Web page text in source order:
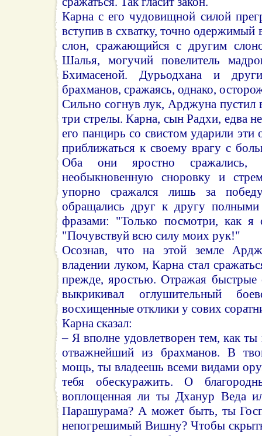
Карна с его чудовищной силой
вступив в схватку, точно одержимый
слон, сражающийся с другим
Шалья, могучий повелитель
Бхимасеной. Дурьодхана и
брахманов, сражаясь, однако,
Сильно согнув лук, Арджуна пустил
три стрелы. Карна, сын Радхи, едва
его панцирь со свистом ударили эти
приближаться к своему врагу с
Оба они яростно сражались,
необыкновенную сноровку и
упорно сражался лишь за
обращались друг к другу полными
фразами: "Только посмотри, как я
"Почувствуй всю силу моих рук!"
Осознав, что на этой земле
владении луком, Карна стал
прежде, яростью. Отражая
выкрикивал оглушительный
восхищенные отклики у сових
Карна сказал:
– Я вполне удовлетворен тем, как
отважнейший из брахманов. В
мощь, ты владеешь всеми видами
тебя обескуражить. О
воплощенная ли ты Дханур Веда
Парашурама? А может быть, ты
непогрешимый Вишну? Чтобы